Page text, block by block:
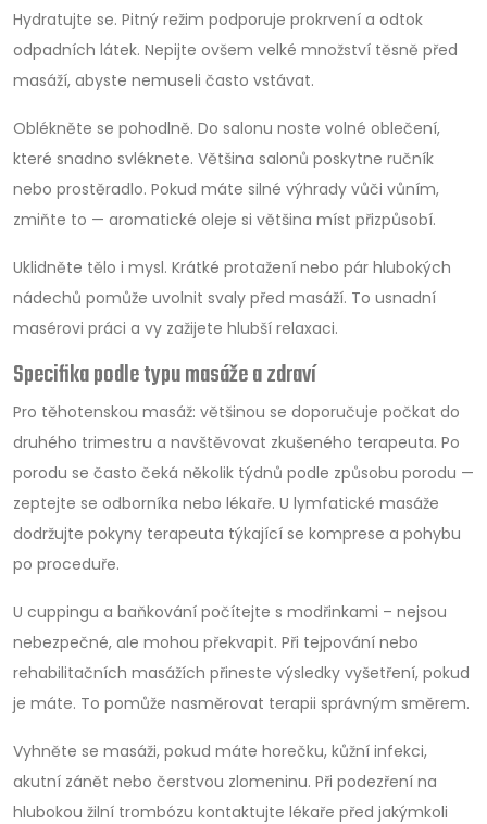
Hydratujte se. Pitný režim podporuje prokrvení a odtok
odpadních látek. Nepijte ovšem velké množství těsně před
masáží, abyste nemuseli často vstávat.
Oblékněte se pohodlně. Do salonu noste volné oblečení,
které snadno svléknete. Většina salonů poskytne ručník
nebo prostěradlo. Pokud máte silné výhrady vůči vůním,
zmiňte to — aromatické oleje si většina míst přizpůsobí.
Uklidněte tělo i mysl. Krátké protažení nebo pár hlubokých
nádechů pomůže uvolnit svaly před masáží. To usnadní
masérovi práci a vy zažijete hlubší relaxaci.
Specifika podle typu masáže a zdraví
Pro těhotenskou masáž: většinou se doporučuje počkat do
druhého trimestru a navštěvovat zkušeného terapeuta. Po
porodu se často čeká několik týdnů podle způsobu porodu —
zeptejte se odborníka nebo lékaře. U lymfatické masáže
dodržujte pokyny terapeuta týkající se komprese a pohybu
po proceduře.
U cuppingu a baňkování počítejte s modřinkami – nejsou
nebezpečné, ale mohou překvapit. Při tejpování nebo
rehabilitačních masážích přineste výsledky vyšetření, pokud
je máte. To pomůže nasměrovat terapii správným směrem.
Vyhněte se masáži, pokud máte horečku, kůžní infekci,
akutní zánět nebo čerstvou zlomeninu. Při podezření na
hlubokou žilní trombózu kontaktujte lékaře před jakýmkoli